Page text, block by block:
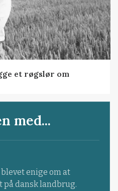
et røgslør om
med...
enige om at
på dansk landbrug.